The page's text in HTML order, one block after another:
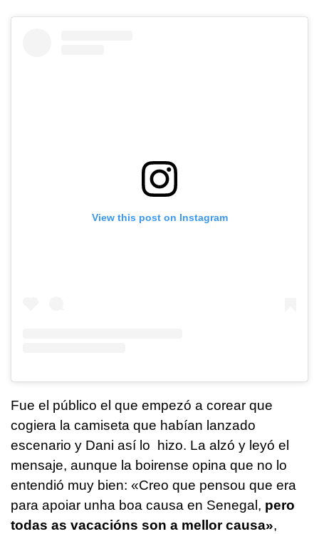
View this post on Instagram
Fue el público el que empezó a corear que
cogiera la camiseta que habían lanzado
escenario y Dani así lo hizo. La alzó y leyó el
mensaje, aunque la boirense opina que no lo
entendió muy bien: «Creo que pensou que era
para apoiar unha boa causa en Senegal, pero
todas as vacacións son a mellor causa»,